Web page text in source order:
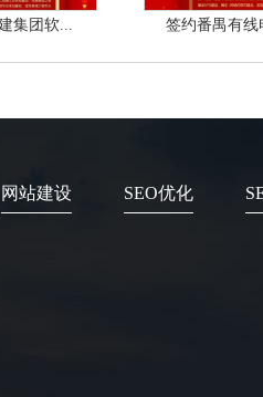
集团软... 签约番禺有线
网站建设 SEO优化